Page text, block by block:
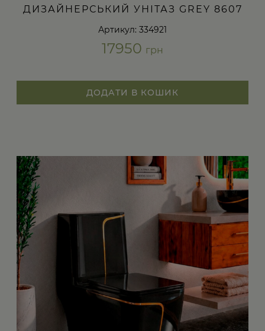
ДИЗАЙНЕРСЬКИЙ УНІТАЗ GREY 8607
Артикул: 334921
17950 грн
ДОДАТИ В КОШИК